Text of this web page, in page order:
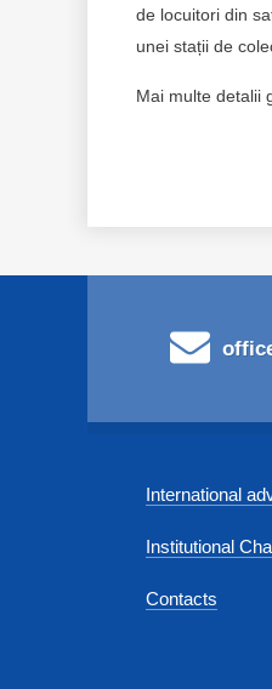
de locuitori din
unei stații de
Mai multe detalii
International
Institutional
Contacts